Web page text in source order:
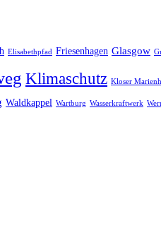
Elisabethpfad Friesenhagen Glasgow
Klimaschutz Kloser
Waldkappel Wartburg Wasserkraftwerk